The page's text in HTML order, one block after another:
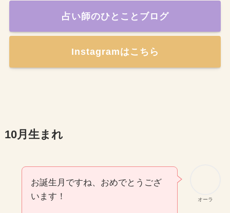
占い師のひとことブログ
Instagramはこちら
10月生まれ
オーラ
お誕生月ですね、おめでとうござ
います！